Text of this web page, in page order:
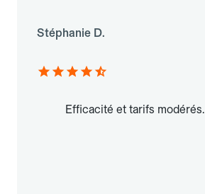
Stéphanie D.
Efficacité et tarifs modérés.